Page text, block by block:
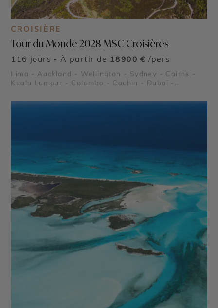
CROISIÈRE
Tour du Monde 2028 MSC Croisières
116 jours - À partir de 18900 € /pers
Lima - Auckland - Wellington - Sydney - Cairns -
Kuala Lumpur - Colombo - Cochin - Dubaï -
Barcelone